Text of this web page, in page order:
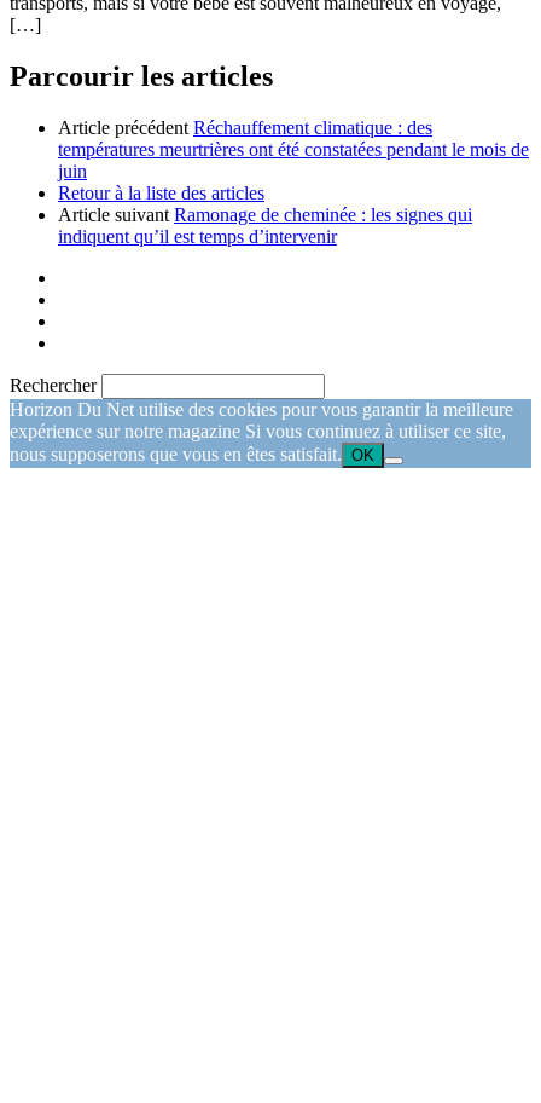
[…]
Parcourir les articles
Article précédent Réchauffement climatique : des
températures meurtrières ont été constatées pendant le mois de
juin
Retour à la liste des articles
Article suivant Ramonage de cheminée : les signes qui
indiquent qu’il est temps d’intervenir
Rechercher
Horizon Du Net utilise des cookies pour vous garantir la meilleure
expérience sur notre magazine Si vous continuez à utiliser ce site,
nous supposerons que vous en êtes satisfait. OK